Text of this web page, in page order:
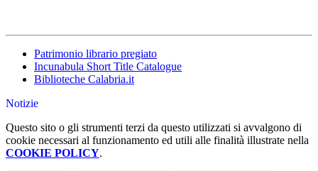
Patrimonio librario pregiato
Incunabula Short Title Catalogue
Biblioteche Calabria.it
Notizie
Questo sito o gli strumenti terzi da questo utilizzati si avvalgono di
cookie necessari al funzionamento ed utili alle finalità illustrate nella
COOKIE POLICY.